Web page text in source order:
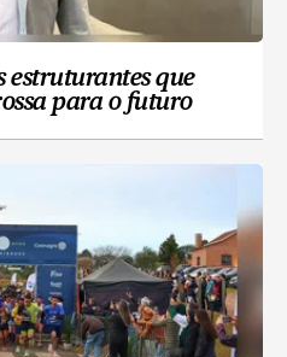
estruturantes que
para o futuro